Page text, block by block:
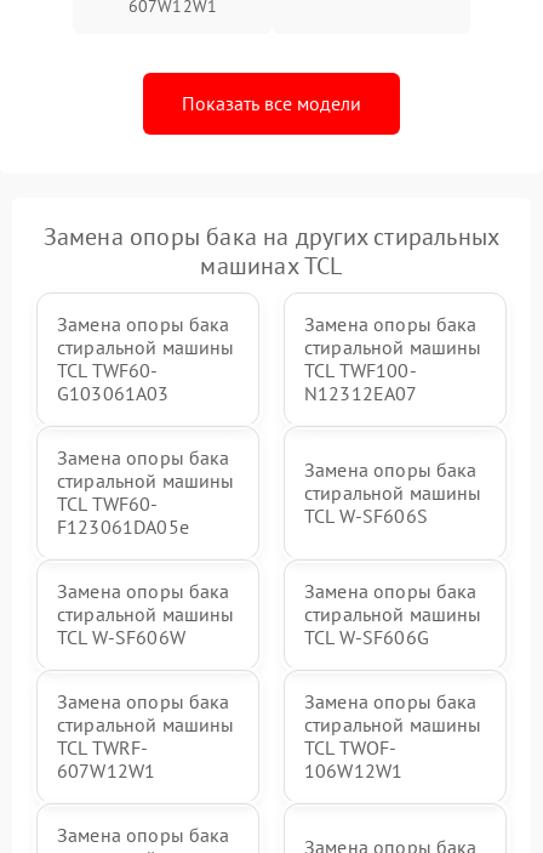
607W12W1
Показать все модели
Замена опоры бака на других стиральных
машинах TCL
Замена опоры бака
стиральной машины
TCL TWF60-
G103061A03
Замена опоры бака
стиральной машины
TCL TWF100-
N12312EA07
Замена опоры бака
стиральной машины
TCL TWF60-
F123061DA05e
Замена опоры бака
стиральной машины
TCL W-SF606S
Замена опоры бака
стиральной машины
TCL W-SF606W
Замена опоры бака
стиральной машины
TCL W-SF606G
Замена опоры бака
стиральной машины
TCL TWRF-
607W12W1
Замена опоры бака
стиральной машины
TCL TWOF-
106W12W1
Замена опоры бака
Замена опоры бака